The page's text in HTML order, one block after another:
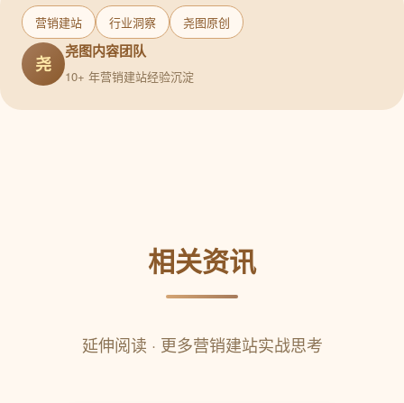
营销建站 行业洞察 尧图原创
尧
尧图内容团队
10+ 年营销建站经验沉淀
相关资讯
延伸阅读 · 更多营销建站实战思考